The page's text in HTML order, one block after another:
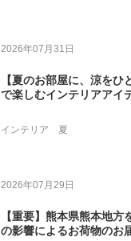
2026年07月31日
【夏のお部屋に、涼をひ
で楽しむインテリアアイ
インテリア 夏
2026年07月29日
【重要】熊本県熊本地方
の影響によるお荷物のお